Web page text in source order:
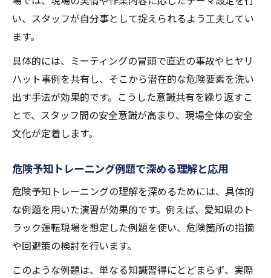
い、スタッフが自分事として捉えられるよう工夫してい
ます。
具体的には、ミーティングの冒頭で直近の事故やヒヤリ
ハット事例を共有し、そこから潜在的な危険要素を洗い
出す手法が効果的です。こうした意識共有を繰り返すこ
とで、スタッフ間の安全意識が高まり、現場全体の安全
文化が定着します。
危険予知トレーニング例題で深める理解と応用
危険予知トレーニングの理解を深めるためには、具体的
な例題を用いた演習が効果的です。例えば、愛知県のト
ラック運転現場を想定した例題を使い、危険箇所の指摘
や回避策の検討を行います。
このような例題は、単なる知識習得にとどまらず、実際